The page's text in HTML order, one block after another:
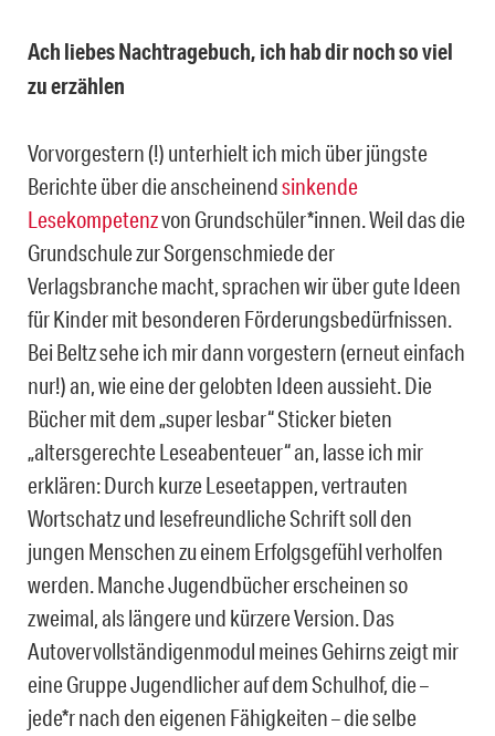
Ach liebes Nachtragebuch, ich hab dir noch so viel
zu erzählen
Vorvorgestern (!) unterhielt ich mich über jüngste
Berichte über die anscheinendsinkende
Lesekompetenzvon Grundschüler*innen. Weil das die
Grundschule zur Sorgenschmiede der
Verlagsbranche macht, sprachen wir über gute Ideen
für Kinder mit besonderen Förderungsbedürfnissen.
Bei Beltz sehe ich mir dann vorgestern (erneut einfach
nur!) an, wie eine der gelobten Ideen aussieht. Die
Bücher mit dem „super lesbar“ Sticker bieten
„altersgerechte Leseabenteuer“ an, lasse ich mir
erklären: Durch kurze Leseetappen, vertrauten
Wortschatz und lesefreundliche Schrift soll den
jungen Menschen zu einem Erfolgsgefühl verholfen
werden. Manche Jugendbücher erscheinen so
zweimal, als längere und kürzere Version. Das
Autovervollständigenmodul meines Gehirns zeigt mir
eine Gruppe Jugendlicher auf dem Schulhof, die –
jede*r nach den eigenen Fähigkeiten – die selbe